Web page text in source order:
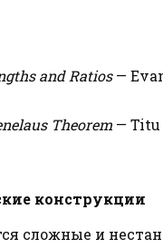
and Ratios—
Theorem — Titu
конструкции
сложные и